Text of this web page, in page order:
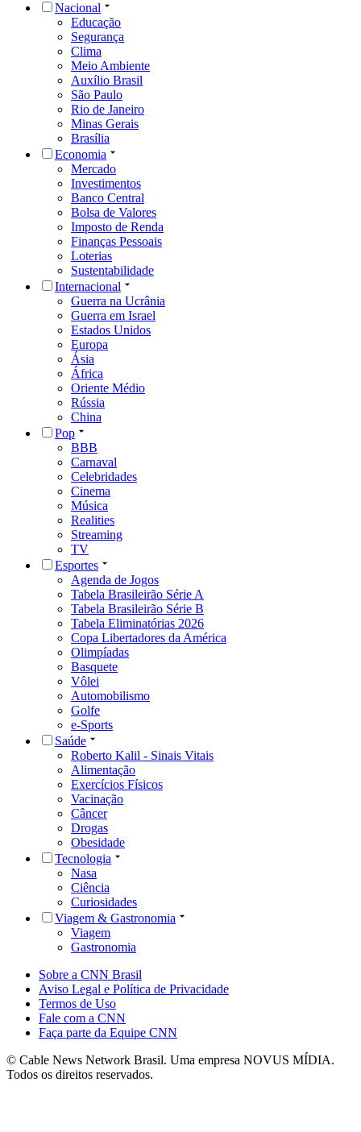
Nacional
Educação
Segurança
Clima
Meio Ambiente
Auxílio Brasil
São Paulo
Rio de Janeiro
Minas Gerais
Brasília
Economia
Mercado
Investimentos
Banco Central
Bolsa de Valores
Imposto de Renda
Finanças Pessoais
Loterias
Sustentabilidade
Internacional
Guerra na Ucrânia
Guerra em Israel
Estados Unidos
Europa
Ásia
África
Oriente Médio
Rússia
China
Pop
BBB
Carnaval
Celebridades
Cinema
Música
Realities
Streaming
TV
Esportes
Agenda de Jogos
Tabela Brasileirão Série A
Tabela Brasileirão Série B
Tabela Eliminatórias 2026
Copa Libertadores da América
Olimpíadas
Basquete
Vôlei
Automobilismo
Golfe
e-Sports
Saúde
Roberto Kalil - Sinais Vitais
Alimentação
Exercícios Físicos
Vacinação
Câncer
Drogas
Obesidade
Tecnologia
Nasa
Ciência
Curiosidades
Viagem & Gastronomia
Viagem
Gastronomia
Sobre a CNN Brasil
Aviso Legal e Política de Privacidade
Termos de Uso
Fale com a CNN
Faça parte da Equipe CNN
© Cable News Network Brasil. Uma empresa NOVUS MÍDIA.
Todos os direitos reservados.